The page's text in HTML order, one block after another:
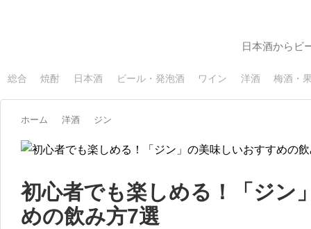
日本酒からビ
総合 焼酎 日本酒 ビール・発泡酒 ワイン 洋酒 梅酒・
ホーム 洋酒 ジン
初心者でも楽しめる！「ジン
めの飲み方7選